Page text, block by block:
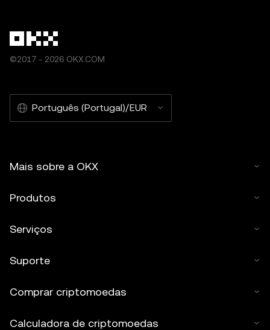
©2017 - 2026 OKX.COM
Português (Portugal)/EUR
Mais sobre a OKX
Produtos
Serviços
Suporte
Comprar criptomoedas
Calculadora de criptomoedas